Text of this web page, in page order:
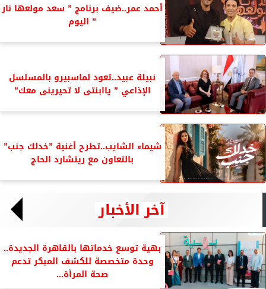
أحمد عمر..ضيف برنامج ” سعد مولعها نار
” اليوم
نبيلة عبيد..تعود لماسبيرو بالمسلسل
الإذاعي ” ياابنتى لا تحيرينى معك”
شيماء الشايب..تطرح أغنية ”خدلك جنب”
بالتعاون مع ريتشارد الحاج
آخر الأخبار
بهية توسع خدماتها بالقاهرة الجديدة..
وحدة متخصصة للكشف المبكر تدعم
صحة المرأة...